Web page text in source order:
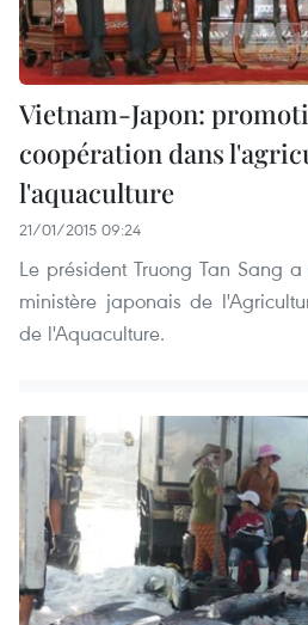
Vietnam-Japon:
coopération dans
l'aquaculture
21/01/2015 09:24
Le président Truong Tan Sang
ministère japonais de
de l'Aquaculture.